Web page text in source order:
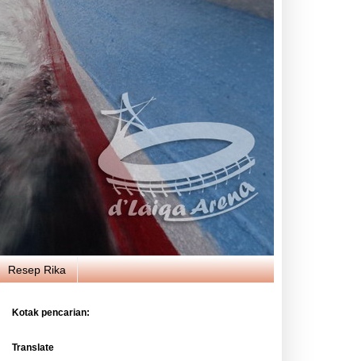
Resep Rika
Kotak pencarian:
Translate